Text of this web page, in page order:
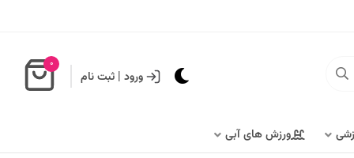
ورود | ثبت نام
0
ورزش های آبی